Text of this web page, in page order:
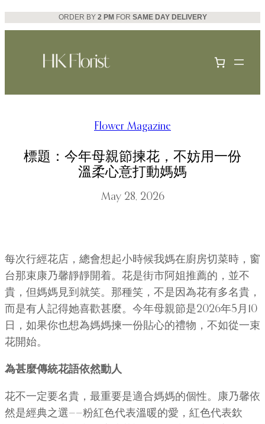
Skip
to
ORDER BY 2 PM FOR SAME DAY DELIVERY
Flower Magazine
標題：今年母親節揀花，不妨用一份
溫柔心意打動媽媽
May 28, 2026
每次行經花店，總會想起小時候我媽在廚房切菜時，窗
台那束康乃馨靜靜開着。花是街市阿姐推薦的，並不
貴，但媽媽見到就笑。那種笑，不是因為花有多名貴，
而是有人記得她喜歡甚麼。今年母親節是2026年5月10
日，如果你也想為媽媽揀一份貼心的禮物，不如從一束
花開始。
為甚麼傳統花語依然動人
花不一定要名貴，最重要是適合媽媽的個性。康乃馨依
然是經典之選——粉紅色代表溫暖的愛，紅色代表欽